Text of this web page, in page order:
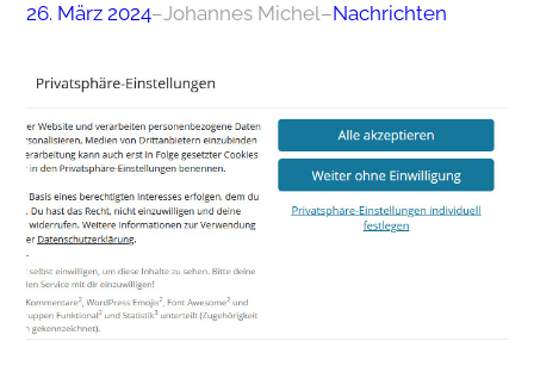
26. März 2024–Johannes Michel–Nachrichten